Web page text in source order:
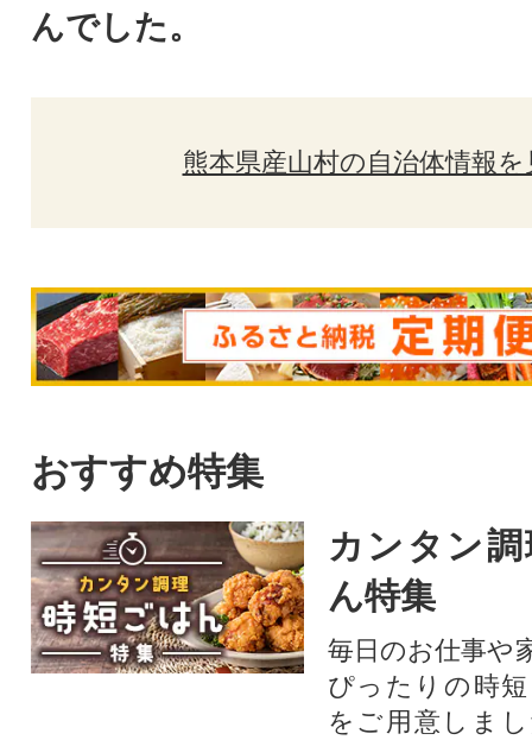
んでした。
熊本県産山村の自治体情報を
おすすめ特集
カンタン
ん特集
毎日のお仕事や
ぴったりの時
をご用意しま